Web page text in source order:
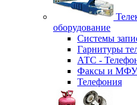
оборудование
Системы
Гарнитуры
АТС -
Факсы и МФУ
Телефония